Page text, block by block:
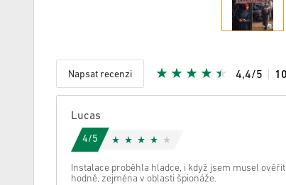
Napsat recenzi 4,4/5 10
Lucas
4/5
Instalace proběhla hladce, i když jsem musel
hodně, zejména v oblasti špionáže.